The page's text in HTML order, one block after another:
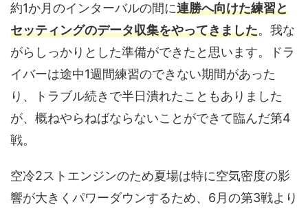
約1か月のインターバルの間に連勝へ向けた練習と
セッティングのデータ収集をやってきました。我な
がらしっかりとした準備ができたと思います。ドラ
イバーは途中1週間練習のできない期間があった
り、トラブル続きで半日潰れたこともありました
が、概ねやらねばならないことができて臨んだ第4
戦。
空冷2ストエンジンのため夏場は特に空気密度の影
響が大きくパワーダウンするため、6月の第3戦より